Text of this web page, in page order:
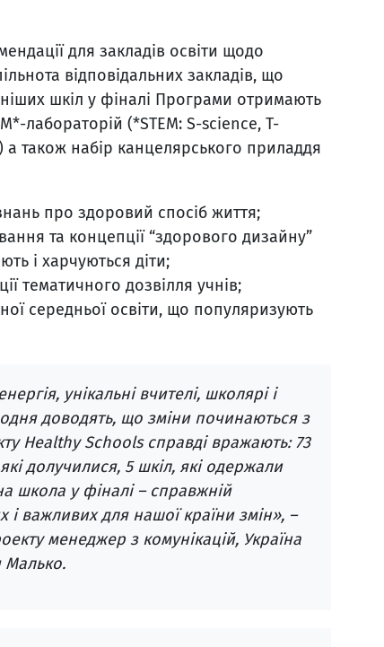
для закладів освіти щодо
відповідальних закладів, що
шкіл у фіналі Програми отримають
лабораторій (*STEM: S-science, T-
також набір канцелярського приладдя
про здоровий спосіб життя;
та концепції “здорового дизайну”
і харчуються діти;
тематичного дозвілля учнів;
середньої освіти, що популяризують
унікальні вчителі, школярі і
доводять, що зміни починаються з
Healthy Schools справді вражають: 73
долучилися, 5 шкіл, які одержали
школа у фіналі – справжній
важливих для нашої країни змін», –
менеджер з комунікацій, Україна
Малько.